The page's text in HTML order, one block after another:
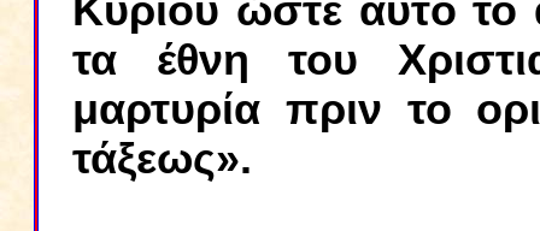
Κυρίου ώστε αυτό το
τα έθνη του
μαρτυρία πριν το
τάξεως».